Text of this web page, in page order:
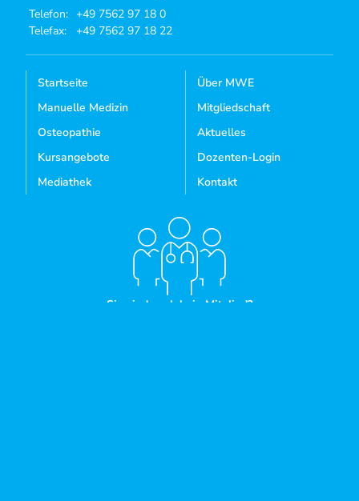
Telefon: +49 7562 97 18 0
Telefax:
+49 7562 97 18 22
Startseite
Manuelle Medizin
Osteopathie
Kursangebote
Mediathek
Über MWE
Mitgliedschaft
Aktuelles
Dozenten-Login
Kontakt
Sie sind noch kein Mitglied?